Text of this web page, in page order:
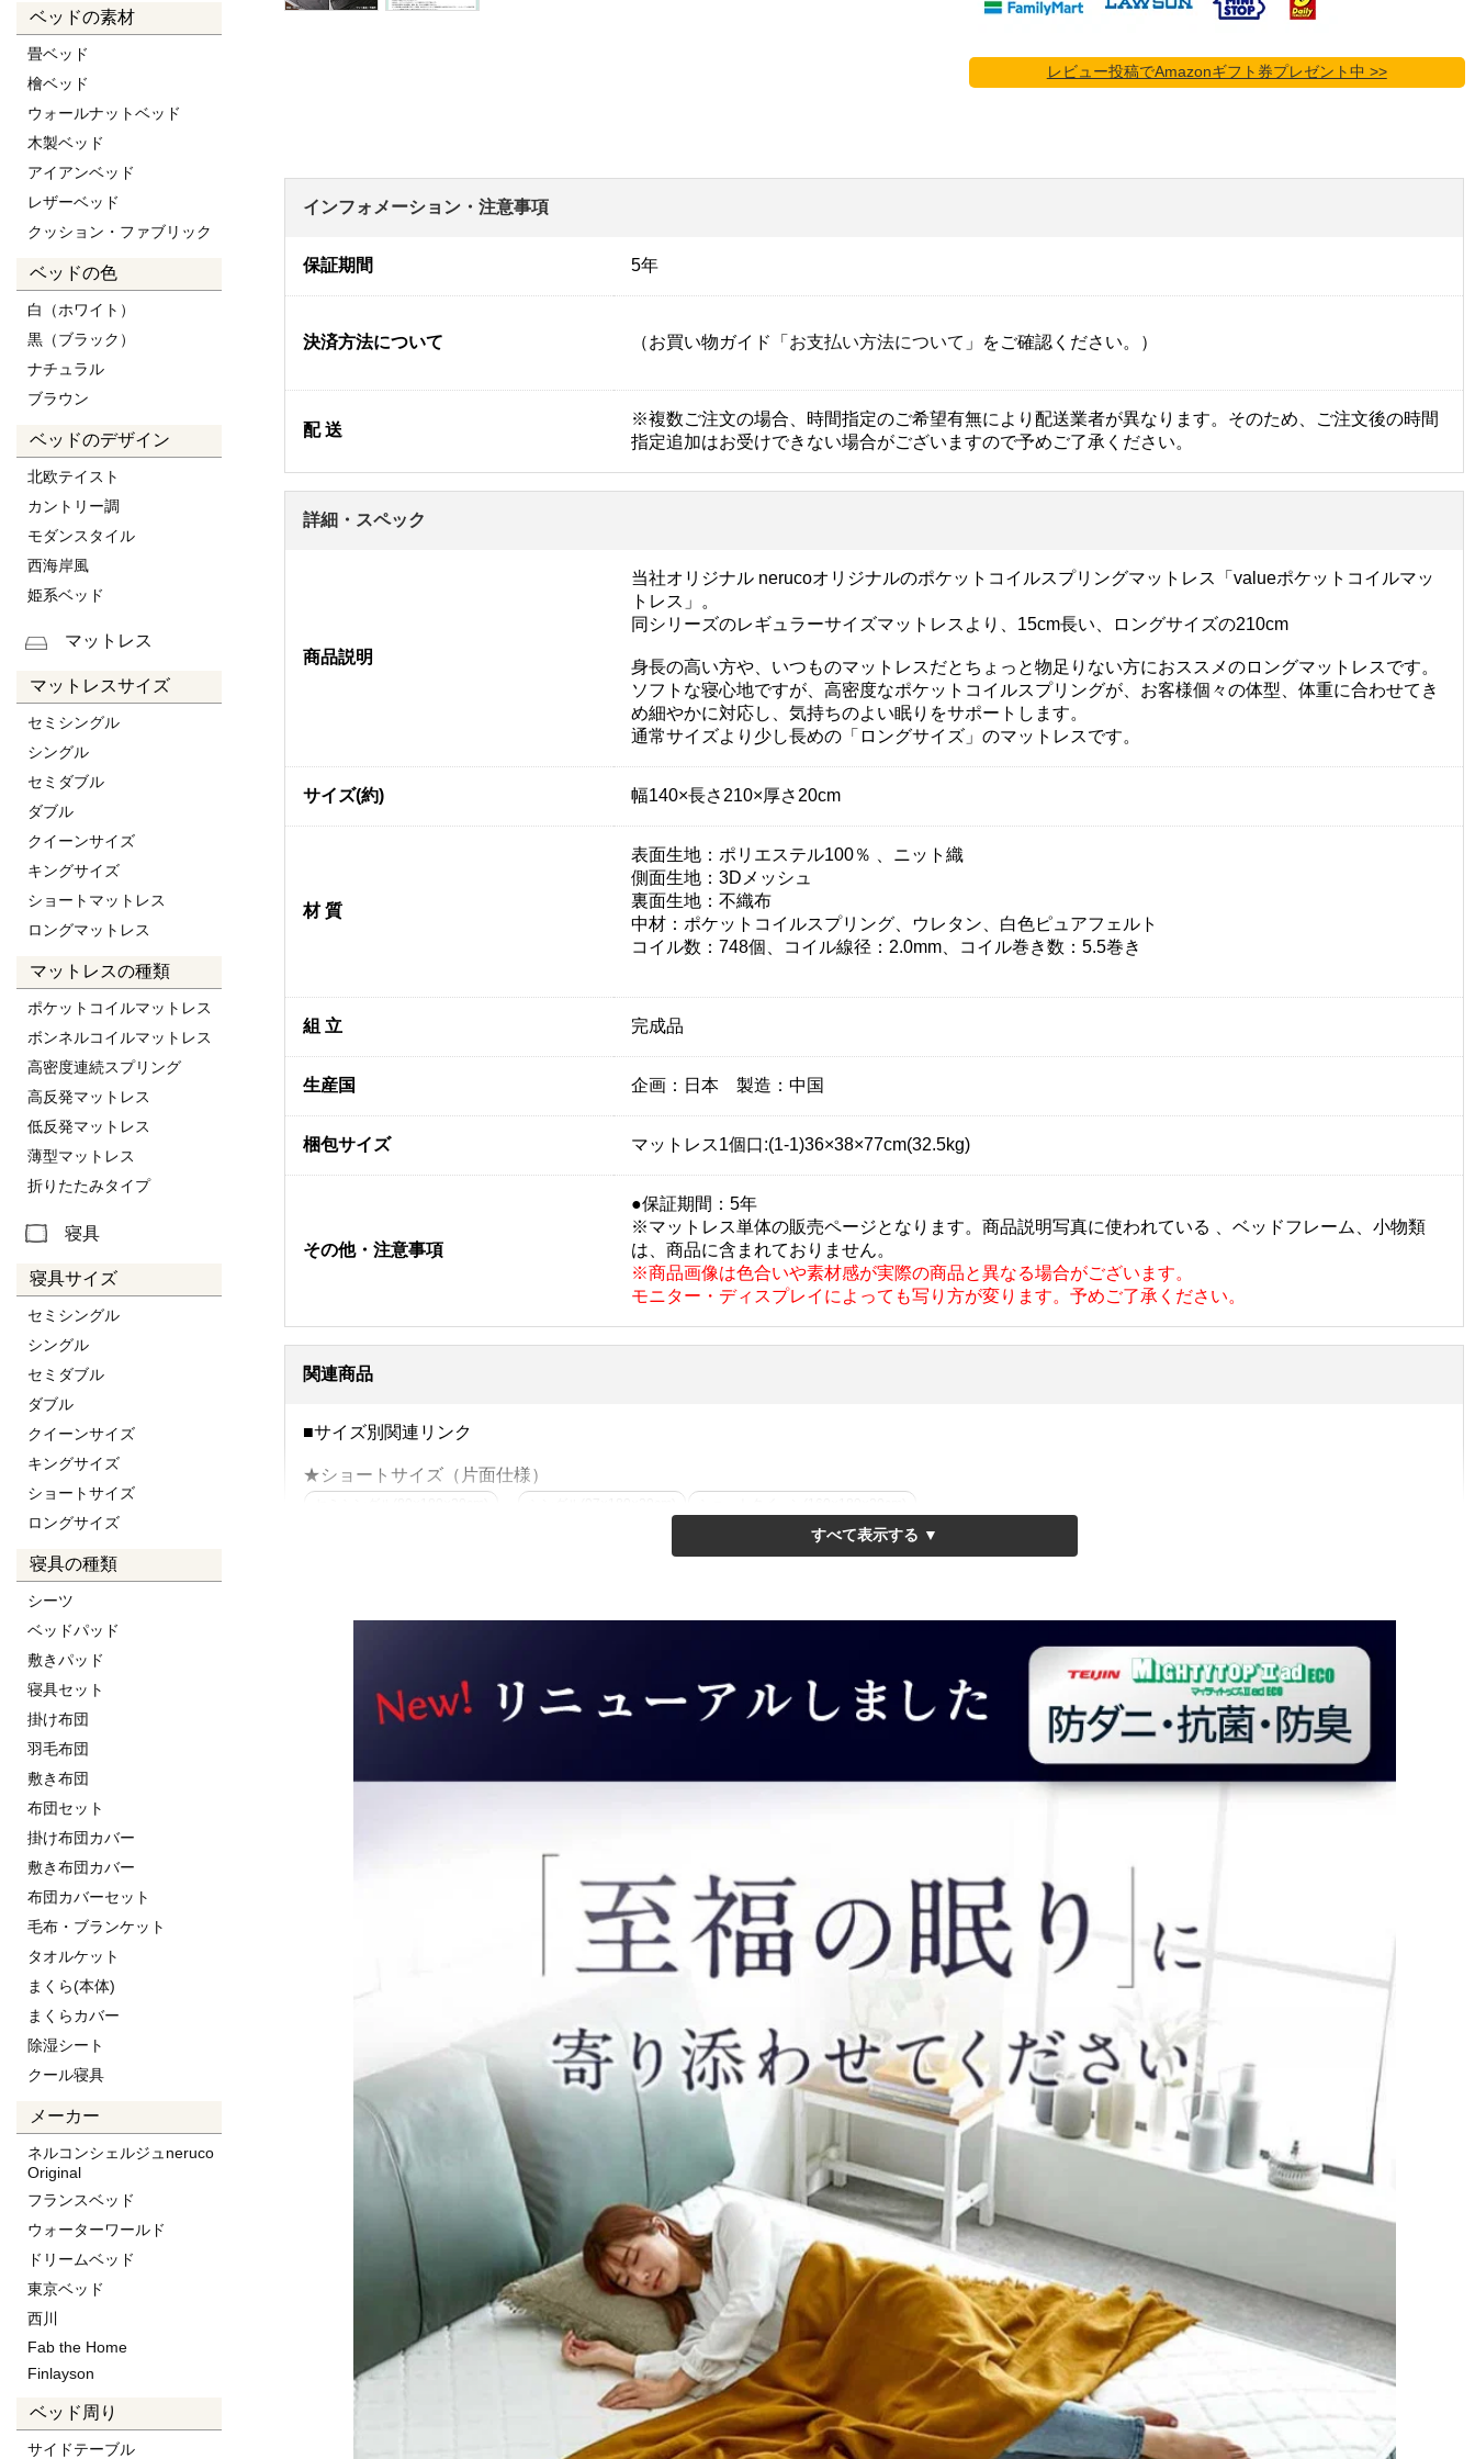
ベッドの素材
畳ベッド
檜ベッド
ウォールナットベッド
木製ベッド
アイアンベッド
レザーベッド
クッション・ファブリック
ベッドの色
白（ホワイト）
黒（ブラック）
ナチュラル
ブラウン
ベッドのデザイン
北欧テイスト
カントリー調
モダンスタイル
西海岸風
姫系ベッド
マットレス
マットレスサイズ
セミシングル
シングル
セミダブル
ダブル
クイーンサイズ
キングサイズ
ショートマットレス
ロングマットレス
マットレスの種類
ポケットコイルマットレス
ボンネルコイルマットレス
高密度連続スプリング
高反発マットレス
低反発マットレス
薄型マットレス
折りたたみタイプ
寝具
寝具サイズ
セミシングル
シングル
セミダブル
ダブル
クイーンサイズ
キングサイズ
ショートサイズ
ロングサイズ
寝具の種類
シーツ
ベッドパッド
敷きパッド
寝具セット
掛け布団
羽毛布団
敷き布団
布団セット
掛け布団カバー
敷き布団カバー
布団カバーセット
毛布・ブランケット
タオルケット
まくら(本体)
まくらカバー
除湿シート
クール寝具
メーカー
ネルコンシェルジュneruco
Original
フランスベッド
ウォーターワールド
ドリームベッド
東京ベッド
西川
Fab the Home
Finlayson
ベッド周り
サイドテーブル
レビュー投稿でAmazonギフト券プレゼント中 >>
インフォメーション・注意事項
保証期間 5年
決済方法について （お買い物ガイド「 お支払い方法について 」をご確認ください。）
配 送
※複数ご注文の場合、時間指定のご希望有無により配送業者が異なります。そのため、ご注文後の時間
指定追加はお受けできない場合がございますので予めご了承ください。
詳細・スペック
商品説明
当社オリジナル nerucoオリジナルのポケットコイルスプリングマットレス「valueポケットコイルマッ
トレス」。
同シリーズのレギュラーサイズマットレスより、15cm長い、ロングサイズの210cm
身長の高い方や、いつものマットレスだとちょっと物足りない方におススメのロングマットレスです。
ソフトな寝心地ですが、高密度なポケットコイルスプリングが、お客様個々の体型、体重に合わせてき
め細やかに対応し、気持ちのよい眠りをサポートします。
通常サイズより少し長めの「ロングサイズ」のマットレスです。
サイズ(約) 幅140×長さ210×厚さ20cm
材 質
表面生地：ポリエステル100％ 、ニット織
側面生地：3Dメッシュ
裏面生地：不織布
中材：ポケットコイルスプリング、ウレタン、白色ピュアフェルト
コイル数：748個、コイル線径：2.0mm、コイル巻き数：5.5巻き
組 立 完成品
生産国 企画：日本 製造：中国
梱包サイズ マットレス1個口:(1-1)36×38×77cm(32.5kg)
その他・注意事項
●保証期間：5年
※マットレス単体の販売ページとなります。商品説明写真に使われている 、ベッドフレーム、小物類
は、商品に含まれておりません。
※商品画像は色合いや素材感が実際の商品と異なる場合がございます。
モニター・ディスプレイによっても写り方が変ります。予めご了承ください。
関連商品
■サイズ別関連リンク
★ショートサイズ（片面仕様）
★レギュラーサイズ（両面仕様）
◆15cm厚 nerucoZポケットコイルマットレス◆
シングル(97×195×15cm) セミダブル(120×195×15cm) ダブル(140×195×15cm) クイーン(160×195×15cm) キング(180×195×15cm)
セミダブル(120×210×15cm) ダブル(140×210×15cm)